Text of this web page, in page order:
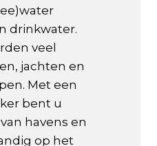
drinkwater.
veel
jachten en
Met een
bent u
havens en
op het